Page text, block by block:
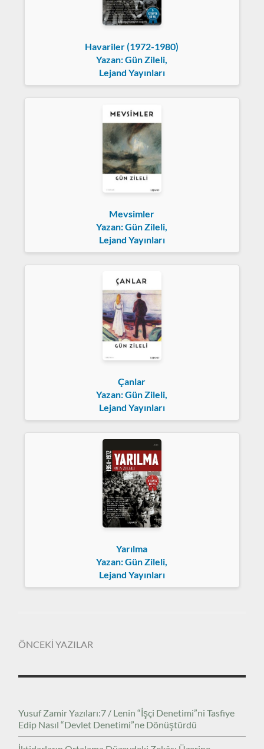
Havariler (1972-1980)
Yazan: Gün Zileli,
Lejand Yayınları
Mevsimler
Yazan: Gün Zileli,
Lejand Yayınları
Çanlar
Yazan: Gün Zileli,
Lejand Yayınları
Yarılma
Yazan: Gün Zileli,
Lejand Yayınları
ÖNCEKİ YAZILAR
Yusuf Zamir Yazıları:7 / Lenin “İşçi Denetimi”ni Tasfiye
Edip Nasıl “Devlet Denetimi”ne Dönüştürdü